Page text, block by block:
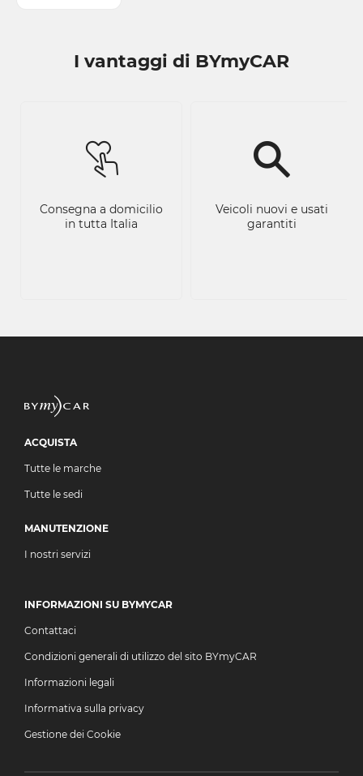
I vantaggi di BYmyCAR
Consegna a domicilio
in tutta Italia
Veicoli nuovi e usati
garantiti
ACQUISTA
Tutte le marche
Tutte le sedi
MANUTENZIONE
I nostri servizi
INFORMAZIONI SU BYMYCAR
Contattaci
Condizioni generali di utilizzo del sito BYmyCAR
Informazioni legali
Informativa sulla privacy
Gestione dei Cookie